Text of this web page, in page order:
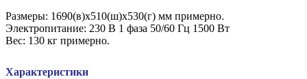
Размеры: 1690(в)x510(ш)x530(г) мм примерно.
Электропитание: 230 В 1 фаза 50/60 Гц 1500 Вт
Вес: 130 кг примерно.
Характеристики